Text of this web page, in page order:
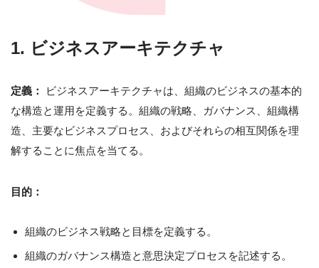
1. ビジネスアーキテクチャ
定義：
ビジネスアーキテクチャは、組織のビジネスの基本的
な構造と運用を定義する。組織の戦略、ガバナンス、組織構
造、主要なビジネスプロセス、およびそれらの相互関係を理
解することに焦点を当てる。
目的：
組織のビジネス戦略と目標を定義する。
組織のガバナンス構造と意思決定プロセスを記述する。